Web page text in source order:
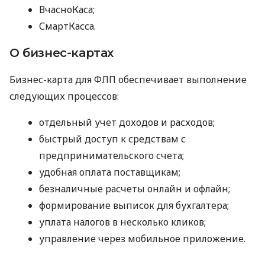
ВчасноКаса;
СмартКасса.
О бизнес-картах
Бизнес-карта для ФЛП обеспечивает выполнение
следующих процессов:
отдельный учет доходов и расходов;
быстрый доступ к средствам с
предпринимательского счета;
удобная оплата поставщикам;
безналичные расчеты онлайн и офлайн;
формирование выписок для бухгалтера;
уплата налогов в несколько кликов;
управление через мобильное приложение.